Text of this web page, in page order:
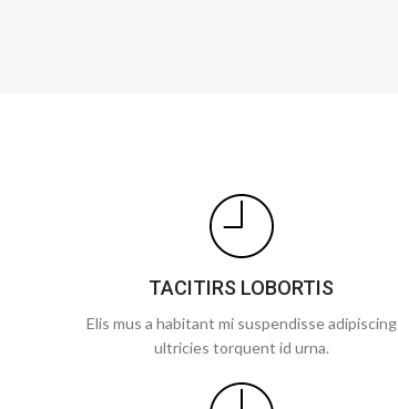
TACITIRS LOBORTIS
Elis mus a habitant mi suspendisse adipiscing
ultricies torquent id urna.